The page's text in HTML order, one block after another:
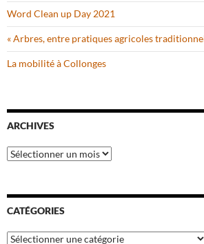
Word Clean up Day 2021
« Arbres, entre pratiques agricoles
La mobilité à Collonges
ARCHIVES
Archives
CATÉGORIES
Catégories